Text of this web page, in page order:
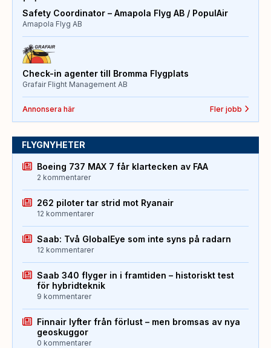
Safety Coordinator – Amapola Flyg AB / PopulAir
Amapola Flyg AB
Check-in agenter till Bromma Flygplats
Grafair Flight Management AB
Annonsera här Fler jobb
FLYGNYHETER
Boeing 737 MAX 7 får klartecken av FAA
2 kommentarer
262 piloter tar strid mot Ryanair
12 kommentarer
Saab: Två GlobalEye som inte syns på radarn
12 kommentarer
Saab 340 flyger in i framtiden – historiskt test
för hybridteknik
9 kommentarer
Finnair lyfter från förlust – men bromsas av nya
geoskuggor
0 kommentarer